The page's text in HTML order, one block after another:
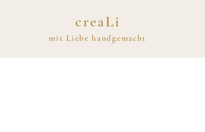
creaLi
mit Liebehandgemacht